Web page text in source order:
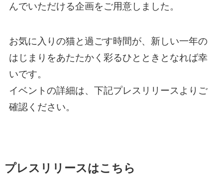
んでいただける企画をご用意しました。
お気に入りの猫と過ごす時間が、新しい一年の
はじまりをあたたかく彩るひとときとなれば幸
いです。
イベントの詳細は、下記プレスリリースよりご
確認ください。
プレスリリースはこちら